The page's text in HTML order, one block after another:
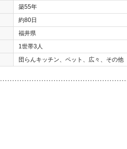
築55年
約80日
福井県
1世帯3人
団らんキッチン、ペット、広々、その他